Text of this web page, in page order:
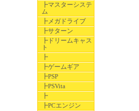
┣マスターシステ
ム
┣メガドライブ
┣サターン
┣ドリームキャス
ト
┣
┣ゲームギア
┣PSP
┣PSVita
┣
┣PCエンジン